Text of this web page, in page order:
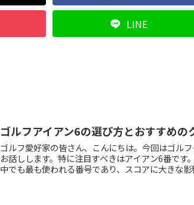
LINE
ゴルフアイアン6の選び方とおすすめの
ゴルフ愛好家の皆さん、こんにちは。今回はゴル
お話しします。特に注目すべきはアイアン6番で
中でも最も使われる番号であり、スコアに大きな